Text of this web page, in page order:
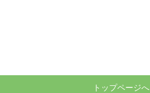
トップページへ